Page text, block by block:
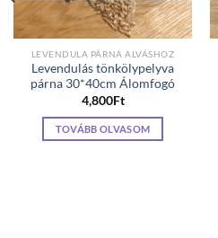
LEVENDULA PÁRNA ALVÁSHOZ
Levendulás tönkölypelyva
párna 30*40cm Álomfogó
4,800Ft
TOVÁBB OLVASOM